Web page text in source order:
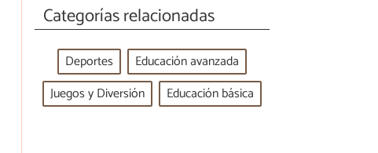
Categorías relacionadas
Deportes
Educación avanzada
Juegos y Diversión
Educación básica